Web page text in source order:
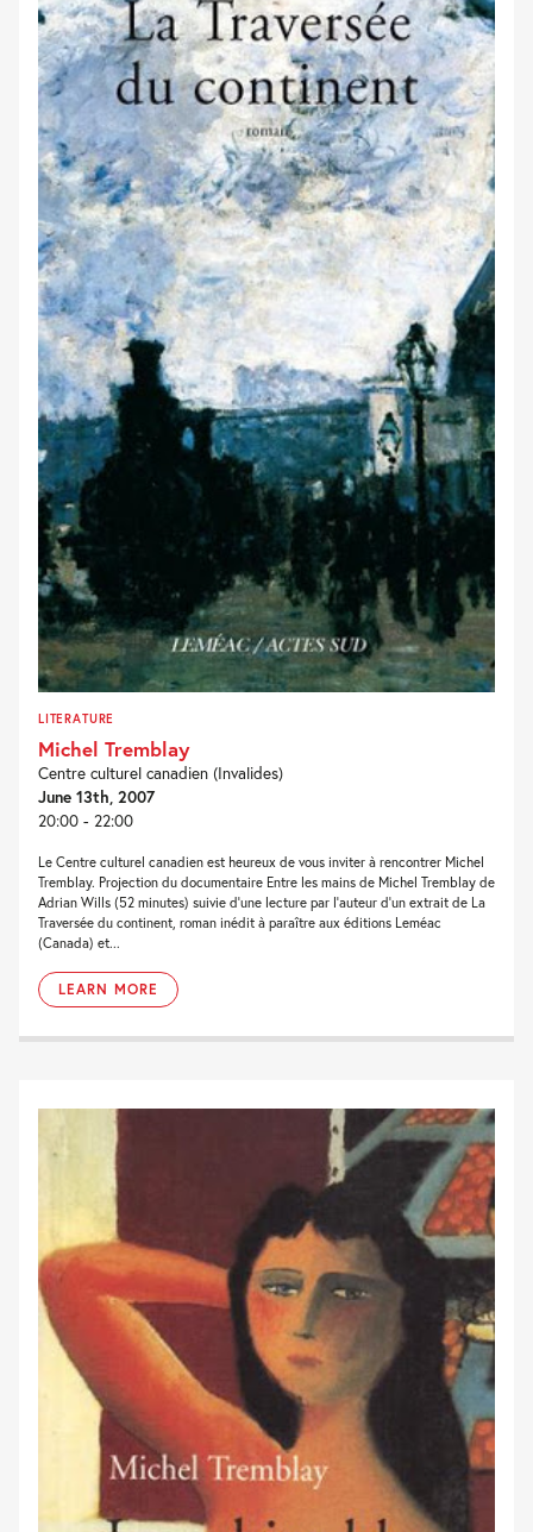
LITERATURE
Michel Tremblay
Centre culturel canadien (Invalides)
June 13th, 2007
20:00 - 22:00
Le Centre culturel canadien est heureux de vous inviter à rencontrer Michel
Tremblay. Projection du documentaire Entre les mains de Michel Tremblay de
Adrian Wills (52 minutes) suivie d’une lecture par l’auteur d’un extrait de La
Traversée du continent, roman inédit à paraître aux éditions Leméac
(Canada) et...
LEARN MORE